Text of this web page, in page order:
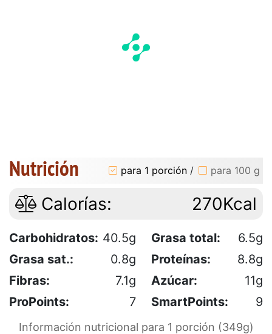
Nutrición para 1 porción / para 100 g
Calorías: 270Kcal
Carbohidratos: 40.5g Grasa total:
6.5g
Grasa sat.:
0.8g Proteínas:
8.8g
Fibras:
7.1g Azúcar:
11g
ProPoints:
7 SmartPoints: 9
Información nutricional para 1 porción (349g)